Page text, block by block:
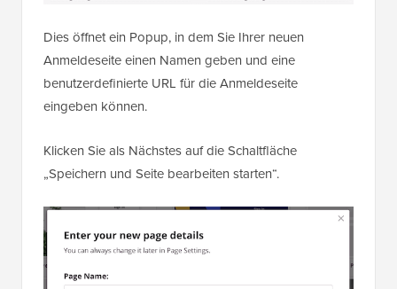
Dies öffnet ein Popup, in dem Sie Ihrer neuen
Anmeldeseite einen Namen geben und eine
benutzerdefinierte URL für die Anmeldeseite
eingeben können.
Klicken Sie als Nächstes auf die Schaltfläche
„Speichern und Seite bearbeiten starten“.